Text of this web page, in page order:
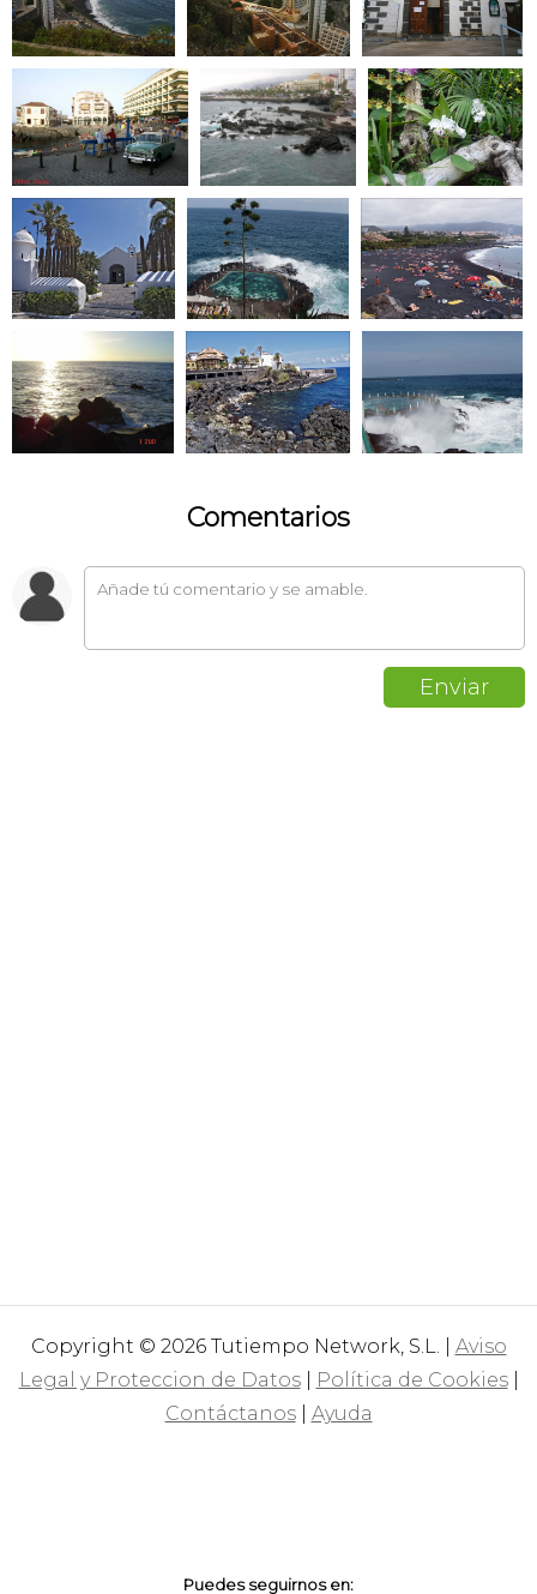
Comentarios
Copyright © 2026 Tutiempo Network, S.L. | Aviso
Legal y Proteccion de Datos| Política de Cookies|
Contáctanos| Ayuda
Puedes seguirnos en: